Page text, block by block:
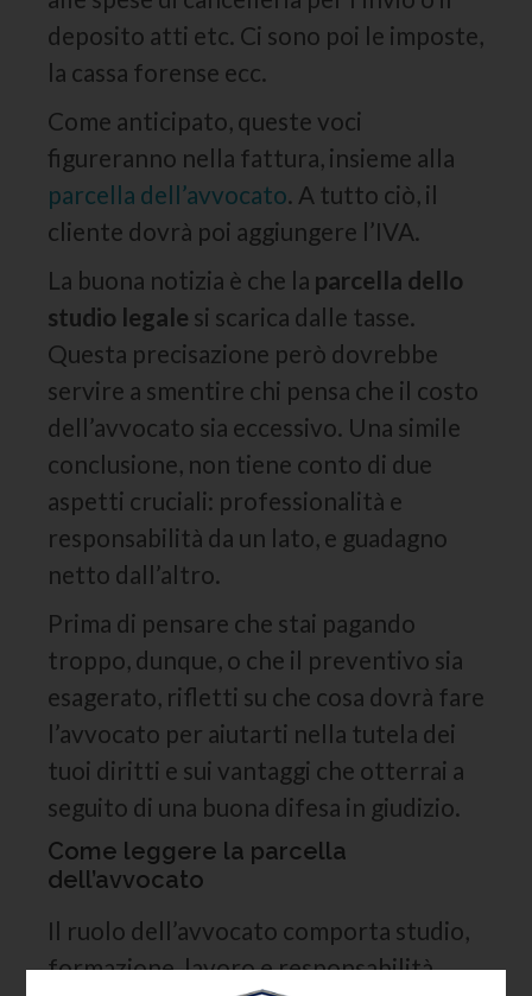
deposito atti etc. Ci sono poi le imposte,
la cassa forense ecc.
Come anticipato, queste voci
figureranno nella fattura, insieme alla
parcella dell’avvocato. A tutto ciò, il
cliente dovrà poi aggiungere l’IVA.
La buona notizia è che la parcella dello
studio legale si scarica dalle tasse.
Questa precisazione però dovrebbe
servire a smentire chi pensa che il costo
dell’avvocato sia eccessivo. Una simile
conclusione, non tiene conto di due
aspetti cruciali: professionalità e
responsabilità da un lato, e guadagno
netto dall’altro.
Prima di pensare che stai pagando
troppo, dunque, o che il preventivo sia
esagerato, rifletti su che cosa dovrà fare
l’avvocato per aiutarti nella tutela dei
tuoi diritti e sui vantaggi che otterrai a
seguito di una buona difesa in giudizio.
Come leggere la parcella
dell’avvocato
Il ruolo dell’avvocato comporta studio,
formazione, lavoro e responsabilità.